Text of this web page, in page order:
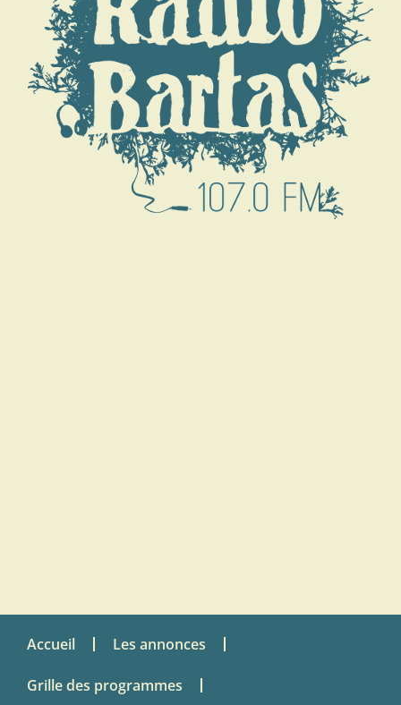
Accueil Les annonces
Grille des programmes